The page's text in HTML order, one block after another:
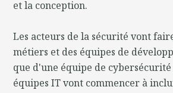
et la conception.
Les acteurs de la sécurité vont
métiers et des équipes de
que d'une équipe de cybersécurité
équipes IT vont commencer à